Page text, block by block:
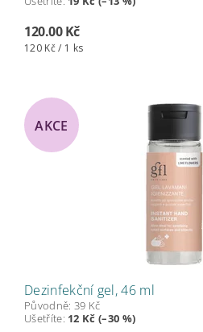
120.00 Kč
120 Kč / 1 ks
AKCE
Dezinfekční gel, 46 ml
Původně: 39 Kč
Ušetříte: 12 Kč (–30 %)